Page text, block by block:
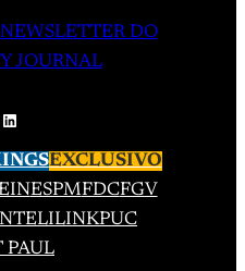
DO
JOURNAL
LinkedIn
EXCLUSIVO
ESPMFDCFGV
LINKPUC
PAUL